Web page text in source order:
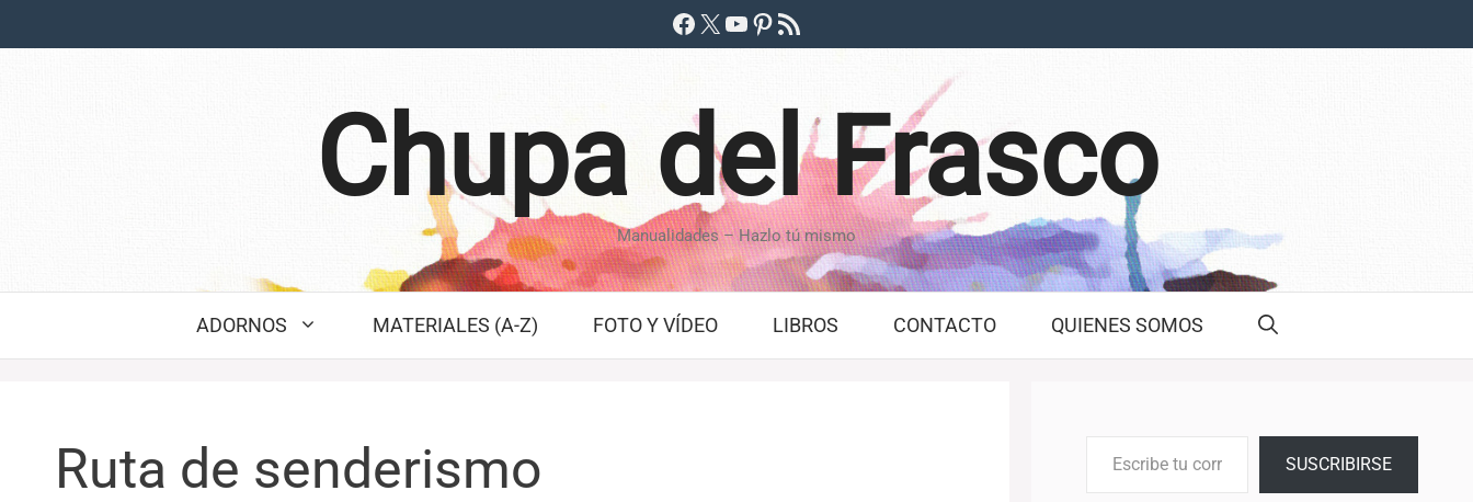
al
Facebook
X YouTube
Pinterest
Feed RSS
Chupa del Frasco
Manualidades – Hazlo tú mismo
ADORNOS MATERIALES (A-Z) FOTO Y VÍDEO LIBROS CONTACTO QUIENES SOMOS
Ruta de senderismo SUSCRIBIRSE